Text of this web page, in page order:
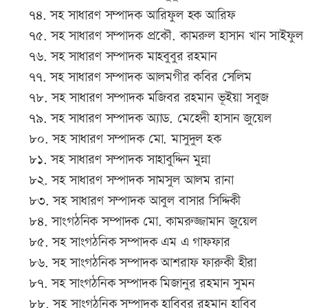
৭৪. সহ সাধারণ সম্পাদক আরিফুল হক আরিফ
৭৫. সহ সাধারণ সম্পাদক প্রকৌ. কামরুল হাসান খান সাইফুল
৭৬. সহ সাধারণ সম্পাদক মাহবুবুর রহমান
৭৭. সহ সাধারণ সম্পাদক আলমগীর কবির সেলিম
৭৮. সহ সাধারণ সম্পাদক মজিবর রহমান ভূইয়া সবুজ
৭৯. সহ সাধারণ সম্পাদক অ্যাড. মেহেদী হাসান জুয়েল
৮০. সহ সাধারণ সম্পাদক মো. মাসুদুল হক
৮১. সহ সাধারণ সম্পাদক সাহাবুদ্দিন মুন্না
৮২. সহ সাধারণ সম্পাদক সামসুল আলম রানা
৮৩. সহ সাধারণ সম্পাদক আবুল বাসার সিদ্দিকী
৮৪. সাংগঠনিক সম্পাদক মো. কামরুজ্জামান জুয়েল
৮৫. সহ সাংগঠনিক সম্পাদক এম এ গাফফার
৮৬. সহ সাংগঠনিক সম্পাদক আশরাফ ফারুকী হীরা
৮৭. সহ সাংগঠনিক সম্পাদক মিজানুর রহমান সুমন
৮৮. সহ সাংগঠনিক সম্পাদক হাবিবুর রহমান হাবিব